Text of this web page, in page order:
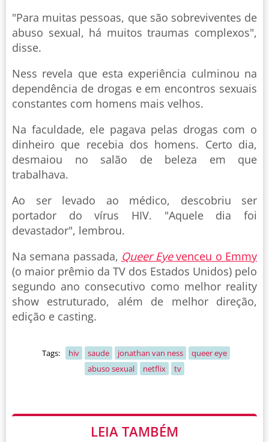
"Para muitas pessoas, que são sobreviventes de
abuso sexual, há muitos traumas complexos",
disse.
Ness revela que esta experiência culminou na
dependência de drogas e em encontros sexuais
constantes com homens mais velhos.
Na faculdade, ele pagava pelas drogas com o
dinheiro que recebia dos homens. Certo dia,
desmaiou no salão de beleza em que
trabalhava.
Ao ser levado ao médico, descobriu ser
portador do vírus HIV. "Aquele dia foi
devastador", lembrou.
Na semana passada, Queer Eyevenceu o Emmy
(o maior prêmio da TV dos Estados Unidos) pelo
segundo ano consecutivo como melhor reality
show estruturado, além de melhor direção,
edição e casting.
Tags: hiv saude jonathan van ness
queer eye
abuso sexual
netflix tv
LEIA TAMBÉM